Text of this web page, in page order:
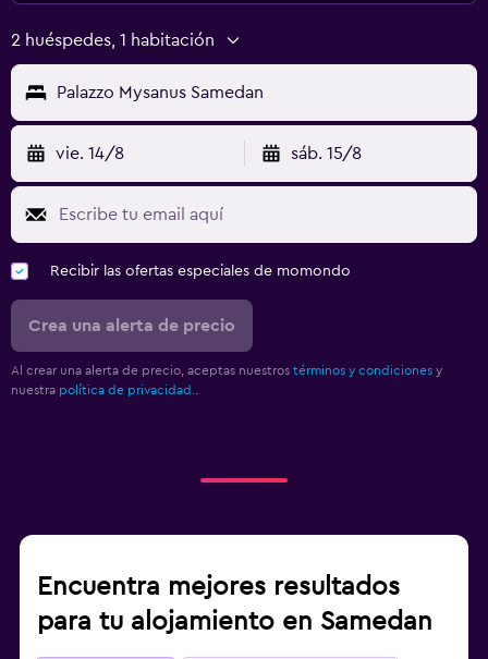
2 huéspedes, 1 habitación
Palazzo Mysanus Samedan
vie. 14/8 sáb. 15/8
Recibir las ofertas especiales de momondo
Crea una alerta de precio
Al crear una alerta de precio, aceptas nuestros términos y condiciones y
nuestra política de privacidad.
Encuentra mejores resultados
para tu alojamiento en Samedan